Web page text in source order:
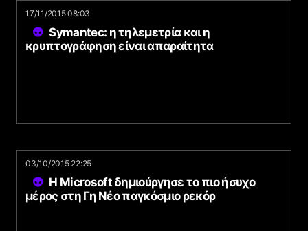
17/11/2015 08:03
Symantec: η τηλεμετρία και η
κρυπτογράφηση είναι απαραίτητα
03/10/2015 22:25
Η Microsoft δημιούργησε το πιο ήσυχο
μέρος στη Γη Νέο παγκόσμιο ρεκόρ